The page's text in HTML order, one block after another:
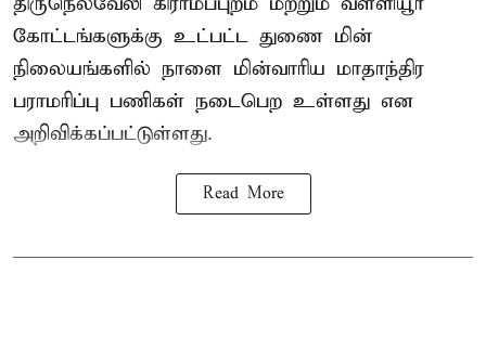
கோட்டங்களுக்கு உட்பட்ட துணை மின்
நிலையங்களில் நாளை மின்வாரிய மாதாந்திர
பராமரிப்பு பணிகள் நடைபெற உள்ளது என
அறிவிக்கப்பட்டுள்ளது.
Read More